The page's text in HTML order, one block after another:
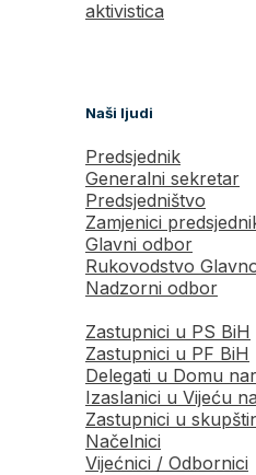
aktivistica
Naši ljudi
Predsjednik
Generalni sekretar
Predsjedništvo
Zamjenici
Glavni odbor
Rukovodstvo
Nadzorni odbor
Zastupnici u PS BiH
Zastupnici u PF BiH
Delegati u Domu
Izaslanici u Vijeću
Zastupnici u
Načelnici
Vijećnici / Odbornici